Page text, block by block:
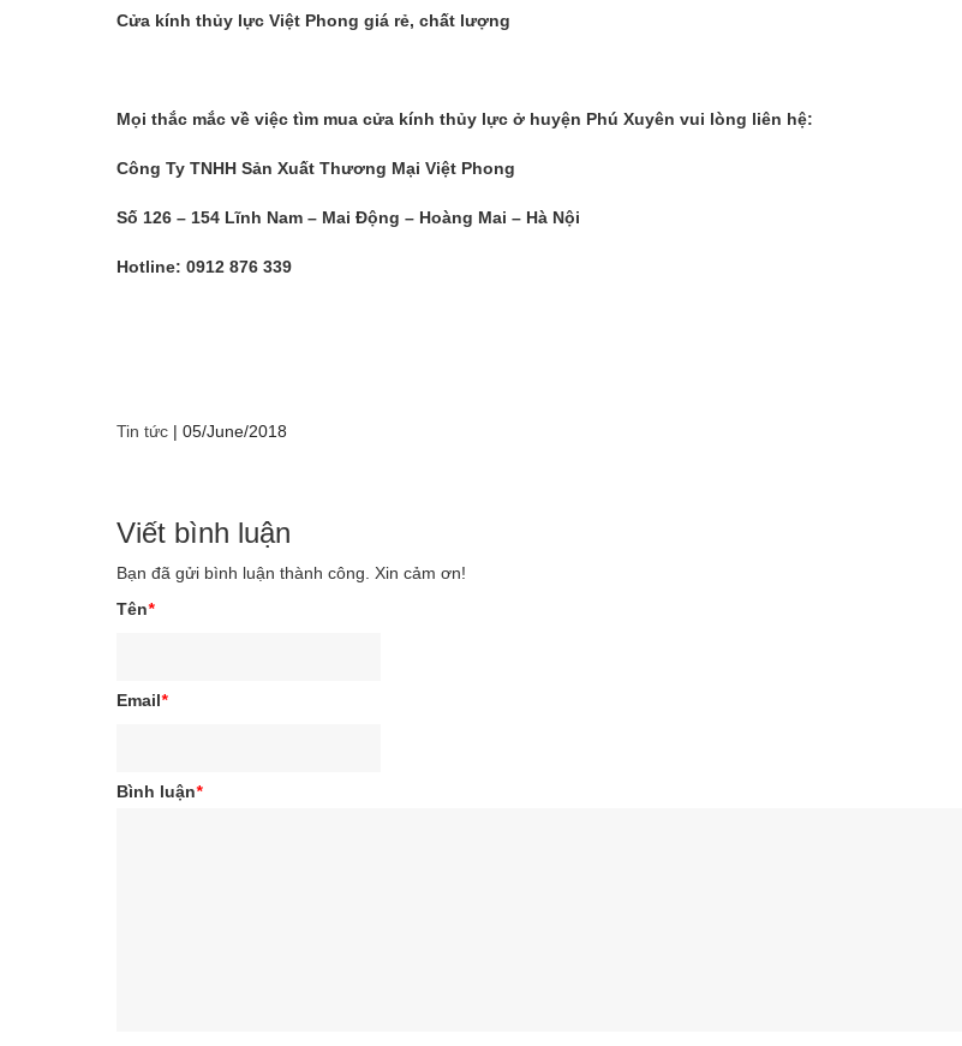
Cửa kính thủy lực Việt Phong giá rẻ, chất lượng
Mọi thắc mắc về việc tìm mua cửa kính thủy lực ở huyện Phú Xuyên vui lòng liên hệ:
Công Ty TNHH Sản Xuất Thương Mại Việt Phong
Số 126 – 154 Lĩnh Nam – Mai Động – Hoàng Mai – Hà Nội
Hotline: 0912 876 339
Tin tức | 05/June/2018
Viết bình luận
Bạn đã gửi bình luận thành công. Xin cảm ơn!
Tên*
Email*
Bình luận*